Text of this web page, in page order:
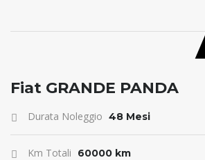
ANTICIPO 0
Fiat GRANDE PANDA
Durata Noleggio 48 Mesi
Km Totali 60000 km